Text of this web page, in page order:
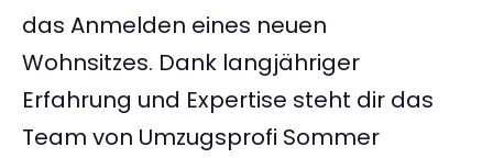
das Anmelden eines neuen
Wohnsitzes. Dank langjähriger
Erfahrung und Expertise steht dir das
Team von Umzugsprofi Sommer